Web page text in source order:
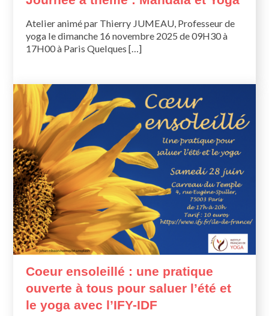
Atelier animé par Thierry JUMEAU, Professeur de
yoga le dimanche 16 novembre 2025 de 09H30 à
17H00 à Paris Quelques […]
Coeur ensoleillé : une pratique
ouverte à tous pour saluer l’été et
le yoga avec l’IFY-IDF